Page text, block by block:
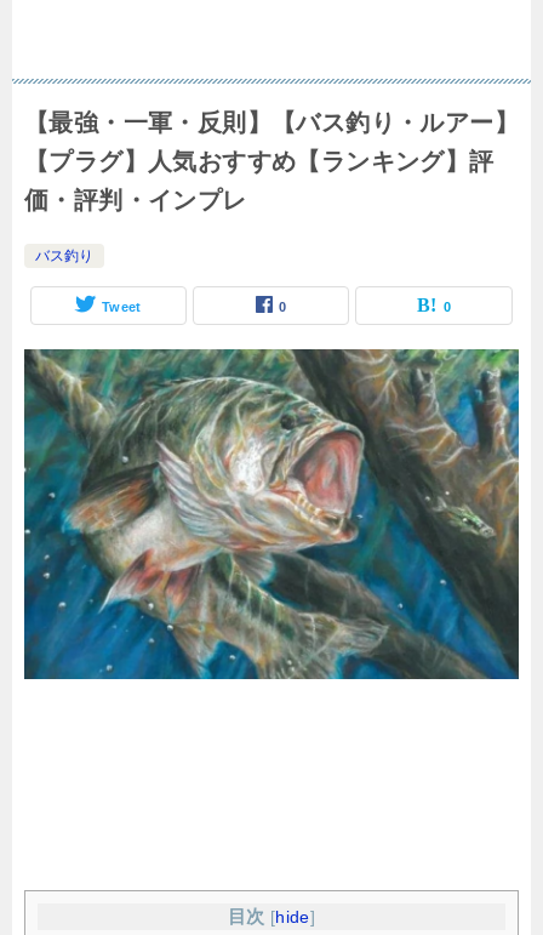
【最強・一軍・反則】【バス釣り・ルアー】
【プラグ】人気おすすめ【ランキング】評
価・評判・インプレ
バス釣り
Tweet 0 0
目次 [hide]